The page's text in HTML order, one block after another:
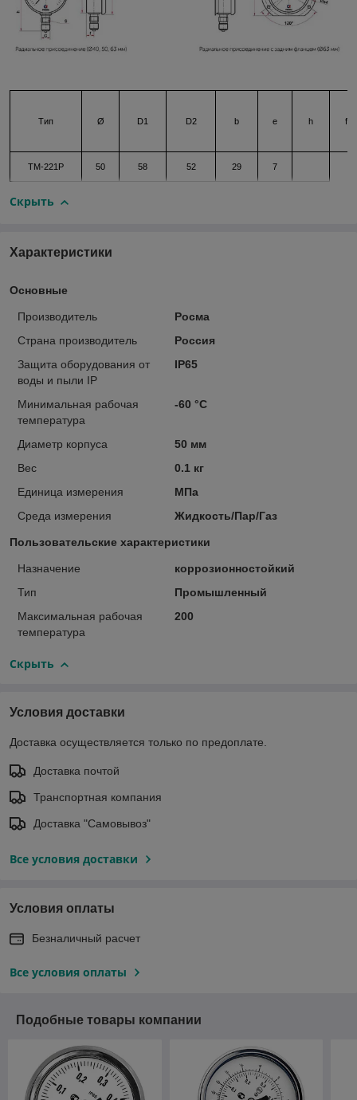
Тип Ø D1 D2 b e h f
ТМ-221Р 50 58 52 29 7
Скрыть
Характеристики
Основные
Производитель
Росма
Страна производитель
Россия
Защита оборудования от
воды и пыли IP
IP65
Минимальная рабочая
температура
-60 °С
Диаметр корпуса
50 мм
Вес
0.1 кг
Единица измерения
МПа
Среда измерения
Жидкость/Пар/Газ
Пользовательские характеристики
Назначение
коррозионностойкий
Тип
Промышленный
Максимальная рабочая
температура
200
Скрыть
Условия доставки
Доставка осуществляется только по предоплате.
Доставка почтой
Транспортная компания
Доставка "Самовывоз"
Все условия доставки
Условия оплаты
Безналичный расчет
Все условия оплаты
Подобные товары компании